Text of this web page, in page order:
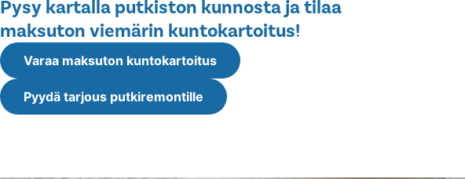
Pysy kartalla putkiston kunnosta ja tilaa
maksuton viemärin kuntokartoitus!
Varaa maksuton kuntokartoitus
Pyydä tarjous putkiremontille